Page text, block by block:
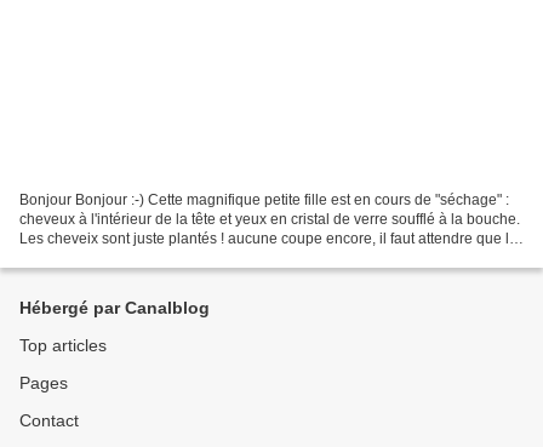
Bonjour Bonjour :-) Cette magnifique petite fille est en cours de "séchage" :
cheveux à l'intérieur de la tête et yeux en cristal de verre soufflé à la bouche.
Les cheveix sont juste plantés ! aucune coupe encore, il faut attendre que la
Hébergé par Canalblog
Top articles
Pages
Contact